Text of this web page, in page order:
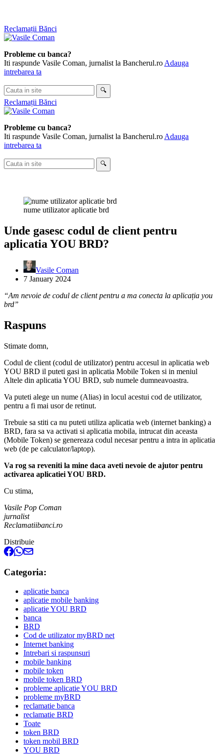
Skip
to
Reclamații Bănci
Probleme cu banca?
Iti raspunde Vasile Coman, jurnalist la Bancherul.ro Adauga
intrebarea ta
Cauta
in
site
🔍
Reclamații Bănci
Probleme cu banca?
Iti raspunde Vasile Coman, jurnalist la Bancherul.ro Adauga
intrebarea ta
Cauta
in
🔍
nume utilizator aplicatie brd
Unde gasesc codul de client pentru
aplicatia YOU BRD?
Vasile Coman
7 January 2024
“Am nevoie de codul de client pentru a ma conecta la aplicația you
brd”
Raspuns
Stimate domn,
Codul de client (codul de utilizator) pentru accesul in aplicatia web
YOU BRD il puteti gasi in aplicatia Mobile Token si in meniul
Altele din aplicatia YOU BRD, sub numele dumneavoastra.
Va puteti alege un nume (Alias) in locul acestui cod de utilizator,
pentru a fi mai usor de retinut.
Trebuie sa stiti ca nu puteti utiliza aplicatia web (internet banking) a
BRD, fara sa va activati si aplicatia mobila, intrucat din aceasta
(Mobile Token) se genereaza codul necesar pentru a intra in aplicatia
web (de pe calculator/laptop).
Va rog sa reveniti la mine daca aveti nevoie de ajutor pentru
activarea aplicatiei YOU BRD.
Cu stima,
Vasile Pop Coman
jurnalist
Reclamatiibanci.ro
Distribuie
Categoria:
aplicatie banca
aplicatie mobile banking
aplicatie YOU BRD
banca
BRD
Cod de utilizator myBRD net
Internet banking
Intrebari si raspunsuri
mobile banking
mobile token
mobile token BRD
probleme aplicatie YOU BRD
probleme myBRD
reclamatie banca
reclamatie BRD
Toate
token BRD
token mobil BRD
YOU BRD